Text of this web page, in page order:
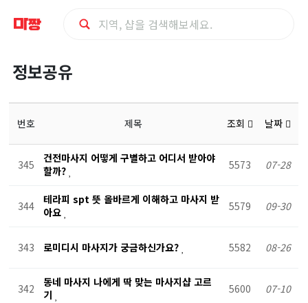
정
보
공
유
정보공유
번호 제목 조회 날짜
345
건전마사지 어떻게 구별하고 어디서 받아야
할까?
5573 07-28
344
테라피 spt 뜻 올바르게 이해하고 마사지 받
아요
5579 09-30
343 로미디시 마사지가 궁금하신가요? 5582 08-26
342
동네 마사지 나에게 딱 맞는 마사지샵 고르
기
5600 07-10